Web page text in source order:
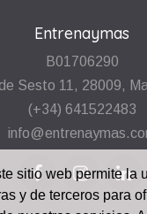
Entrenaymas
B01706290
Sesto 11, 28009,
(+34) 641522483
sitio web permite la
y de terceros para